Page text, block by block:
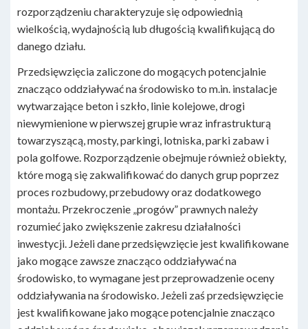
rozporządzeniu charakteryzuje się odpowiednią
wielkością, wydajnością lub długością kwalifikującą do
danego działu.
Przedsięwzięcia zaliczone do mogących potencjalnie
znacząco oddziaływać na środowisko to m.in. instalacje
wytwarzające beton i szkło, linie kolejowe, drogi
niewymienione w pierwszej grupie wraz infrastrukturą
towarzyszącą, mosty, parkingi, lotniska, parki zabaw i
pola golfowe. Rozporządzenie obejmuje również obiekty,
które mogą się zakwalifikować do danych grup poprzez
proces rozbudowy, przebudowy oraz dodatkowego
montażu. Przekroczenie „progów” prawnych należy
rozumieć jako zwiększenie zakresu działalności
inwestycji. Jeżeli dane przedsięwzięcie jest kwalifikowane
jako mogące zawsze znacząco oddziaływać na
środowisko, to wymagane jest przeprowadzenie oceny
oddziaływania na środowisko. Jeżeli zaś przedsięwzięcie
jest kwalifikowane jako mogące potencjalnie znacząco